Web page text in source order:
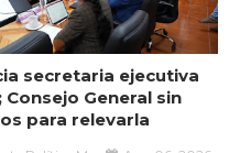
secretaria ejecutiva
Consejo General sin
para relevarla